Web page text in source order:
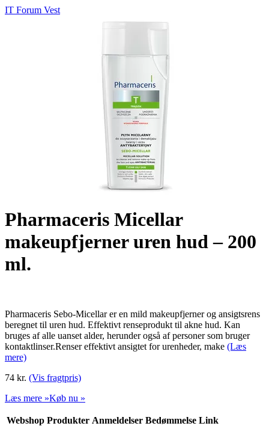
IT Forum Vest
Pharmaceris Micellar
makeupfjerner uren hud – 200
ml.
Pharmaceris Sebo-Micellar er en mild makeupfjerner og ansigtsrens
beregnet til uren hud. Effektivt renseprodukt til akne hud. Kan
bruges af alle uanset alder, herunder også af personer som bruger
kontaktlinser.Renser effektivt ansigtet for urenheder, make (Læs
mere)
74 kr. (Vis fragtpris)
Læs mere »Køb nu »
Webshop Produkter Anmeldelser Bedømmelse Link